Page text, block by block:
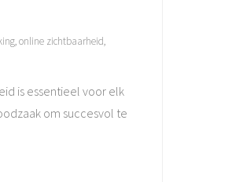
,online zichtbaarheid,
is essentieel voor elk
om succesvol te